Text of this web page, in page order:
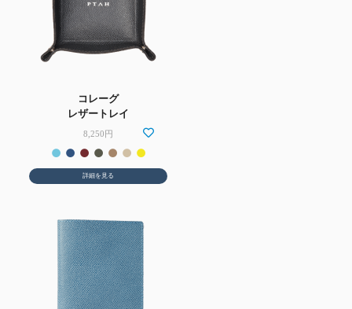
コレーグ
レザートレイ
8,250円
詳細を見る